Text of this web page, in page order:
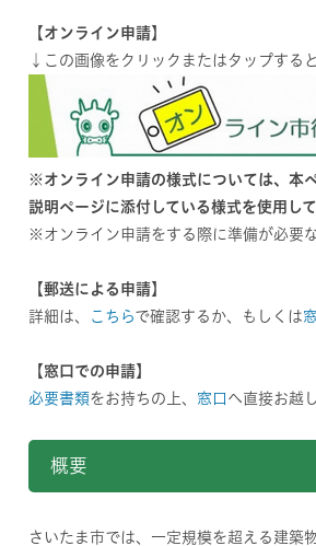
【オンライン申請】
↓この画像をクリックまたはタップする
※オンライン申請の様式については、本
説明ページに添付している様式を使用して
※オンライン申請をする際に準備が必要
【郵送による申請】
詳細は、
こちらで確認するか、もしくは
【窓口での申請】
必要書類をお持ちの上、 窓口 へ直接お越
概要
さいたま市では、一定規模を超える建築